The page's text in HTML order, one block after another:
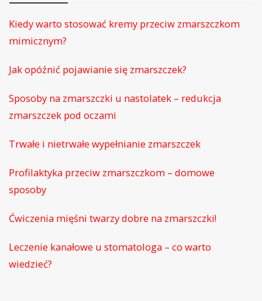
Kiedy warto stosować kremy przeciw zmarszczkom
mimicznym?
Jak opóźnić pojawianie się zmarszczek?
Sposoby na zmarszczki u nastolatek – redukcja
zmarszczek pod oczami
Trwałe i nietrwałe wypełnianie zmarszczek
Profilaktyka przeciw zmarszczkom – domowe
sposoby
Ćwiczenia mięśni twarzy dobre na zmarszczki!
Leczenie kanałowe u stomatologa – co warto
wiedzieć?